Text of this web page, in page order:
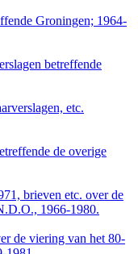
Groningen; 1964-
betreffende
etc.
de overige
brieven etc. over de
1966-1980.
de viering van het 80-